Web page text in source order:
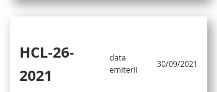
HCL-26-
2021
data
emiterii
30/09/2021